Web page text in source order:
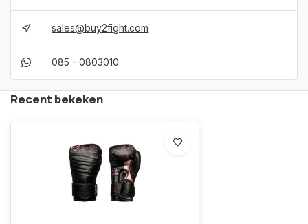
sales@buy2fight.com
085 - 0803010
Recent bekeken